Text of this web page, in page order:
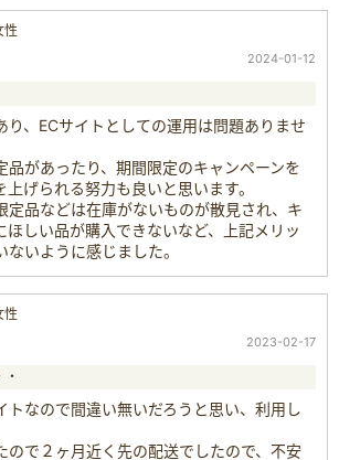
性
2024-01-12
り、ECサイトとしての運用は問題ありませ
品があったり、期間限定のキャンペーンを
げられる努力も良いと思います。
定品などは在庫がないものが散見され、キ
ほしい品が購入できないなど、上記メリッ
ないように感じました。
性
2023-02-17
トなので間違い無いだろうと思い、利用し
ので２ヶ月近く先の配送でしたので、不安